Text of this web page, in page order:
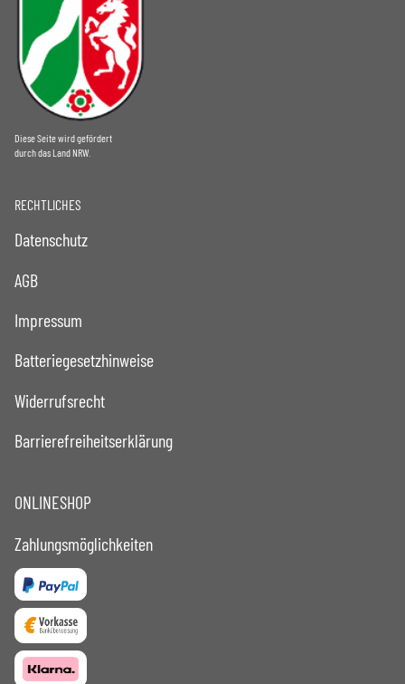
Diese Seite wird gefördert
durch das Land NRW.
RECHTLICHES
Datenschutz
AGB
Impressum
Batteriegesetzhinweise
Widerrufsrecht
Barrierefreiheitserklärung
ONLINESHOP
Zahlungsmöglichkeiten